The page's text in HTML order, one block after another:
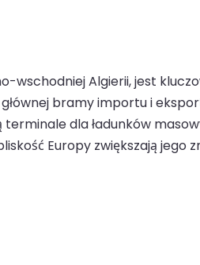
wschodniej Algierii, jest
głównej bramy importu i
dla ładunków
Europy zwiększają